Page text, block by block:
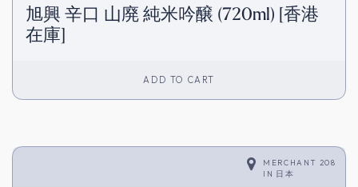
旭興 辛口 山廃 純米吟醸 (720ml) [香港
在庫]
ADD TO CART
MERCHANT 208
IN 日本